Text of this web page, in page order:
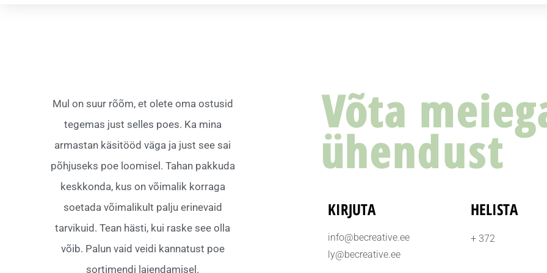
Mul on suur rõõm, et olete oma ostusid
tegemas just selles poes. Ka mina
armastan käsitööd väga ja just see sai
põhjuseks poe loomisel. Tahan pakkuda
keskkonda, kus on võimalik korraga
soetada võimalikult palju erinevaid
tarvikuid. Tean hästi, kui raske see olla
võib. Palun vaid veidi kannatust poe
sortimendi laiendamisel.
Võta
ühendust
KIRJUTA
info@becreative.ee
ly@becreative.ee
HELISTA
+ 372